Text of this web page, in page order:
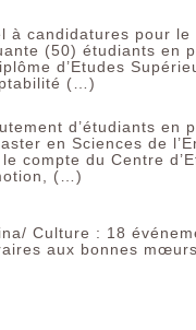
à candidatures pour le
(50) étudiants en
d’Etudes
(…)
d’étudiants en
en Sciences de
compte du Centre
(…)
Culture : 18
aux bonnes